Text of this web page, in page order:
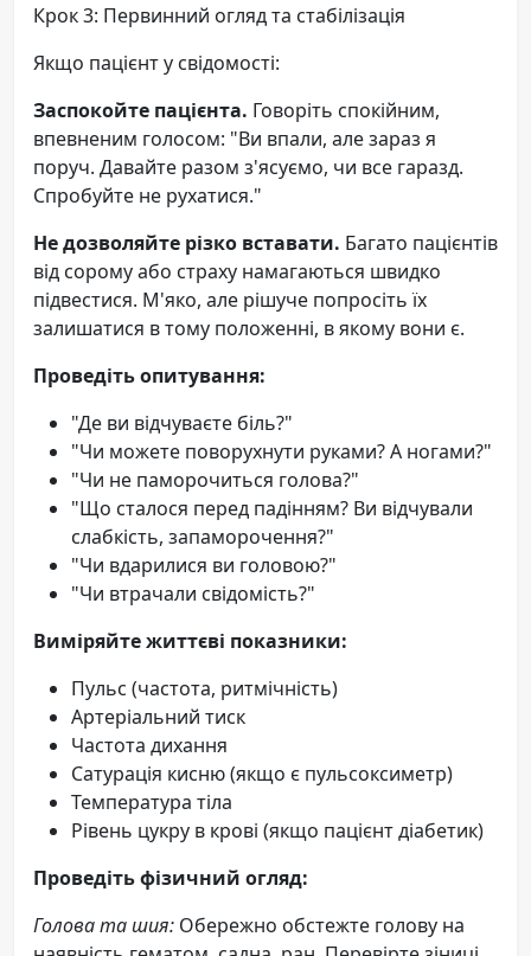
Крок 3: Первинний огляд та стабілізація
Якщо пацієнт у свідомості:
Заспокойте пацієнта. Говоріть спокійним,
впевненим голосом: "Ви впали, але зараз я
поруч. Давайте разом з'ясуємо, чи все гаразд.
Спробуйте не рухатися."
Не дозволяйте різко вставати. Багато пацієнтів
від сорому або страху намагаються швидко
підвестися. М'яко, але рішуче попросіть їх
залишатися в тому положенні, в якому вони є.
Проведіть опитування:
"Де ви відчуваєте біль?"
"Чи можете поворухнути руками? А ногами?"
"Чи не паморочиться голова?"
"Що сталося перед падінням? Ви відчували
слабкість, запаморочення?"
"Чи вдарилися ви головою?"
"Чи втрачали свідомість?"
Виміряйте життєві показники:
Пульс (частота, ритмічність)
Артеріальний тиск
Частота дихання
Сатурація кисню (якщо є пульсоксиметр)
Температура тіла
Рівень цукру в крові (якщо пацієнт діабетик)
Проведіть фізичний огляд:
Голова та шия: Обережно обстежте голову на